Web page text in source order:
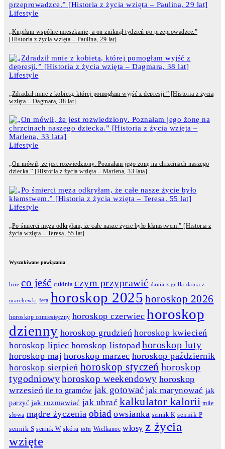
Lifestyle
„Kupiłam wspólne mieszkanie, a on zniknął tydzień po przeprowadzce.”
[Historia z życia wzięta – Paulina, 29 lat]
Lifestyle
„Zdradził mnie z kobietą, której pomogłam wyjść z depresji.” [Historia z życia
wzięta – Dagmara, 38 lat]
Lifestyle
„On mówił, że jest rozwiedziony. Poznałam jego żonę na chrzcinach naszego
dziecka.” [Historia z życia wzięta – Marlena, 33 lata]
Lifestyle
„Po śmierci męża odkryłam, że całe nasze życie było kłamstwem.” [Historia z
życia wzięta – Teresa, 55 lat]
Wyszukiwane powiązania
brie co jeść cukinia czym przyprawić dania z grilla dania z
marchewki feta horoskop 2025 horoskop 2026
horoskop comiesięczny horoskop czerwiec horoskop
dzienny horoskop grudzień horoskop kwiecień
horoskop lipiec horoskop listopad horoskop luty
horoskop maj horoskop marzec horoskop październik
horoskop sierpień horoskop styczeń horoskop
tygodniowyhoroskop weekendowy horoskop
wrzesień ile to gramów jak gotować jak marynować jak
parzyć jak rozmawiać jak ubrać kalkulator kalorii miłe
słowa mądre życzenia obiad owsianka sennik K sennik P
sennik S sennik W skóra tofu Wielkanoc włosy z życia
wzięte